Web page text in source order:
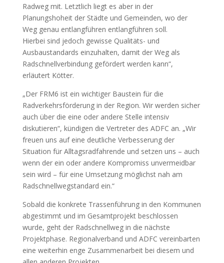
Radweg mit. Letztlich liegt es aber in der
Planungshoheit der Städte und Gemeinden, wo der
Weg genau entlangführen entlangführen soll.
Hierbei sind jedoch gewisse Qualitäts- und
Ausbaustandards einzuhalten, damit der Weg als
Radschnellverbindung gefördert werden kann“,
erläutert Kötter.
„Der FRM6 ist ein wichtiger Baustein für die
Radverkehrsförderung in der Region. Wir werden sicher
auch über die eine oder andere Stelle intensiv
diskutieren“, kündigen die Vertreter des ADFC an. „Wir
freuen uns auf eine deutliche Verbesserung der
Situation für Alltagsradfahrende und setzen uns – auch
wenn der ein oder andere Kompromiss unvermeidbar
sein wird – für eine Umsetzung möglichst nah am
Radschnellwegstandard ein.“
Sobald die konkrete Trassenführung in den Kommunen
abgestimmt und im Gesamtprojekt beschlossen
wurde, geht der Radschnellweg in die nächste
Projektphase. Regionalverband und ADFC vereinbarten
eine weiterhin enge Zusammenarbeit bei diesem und